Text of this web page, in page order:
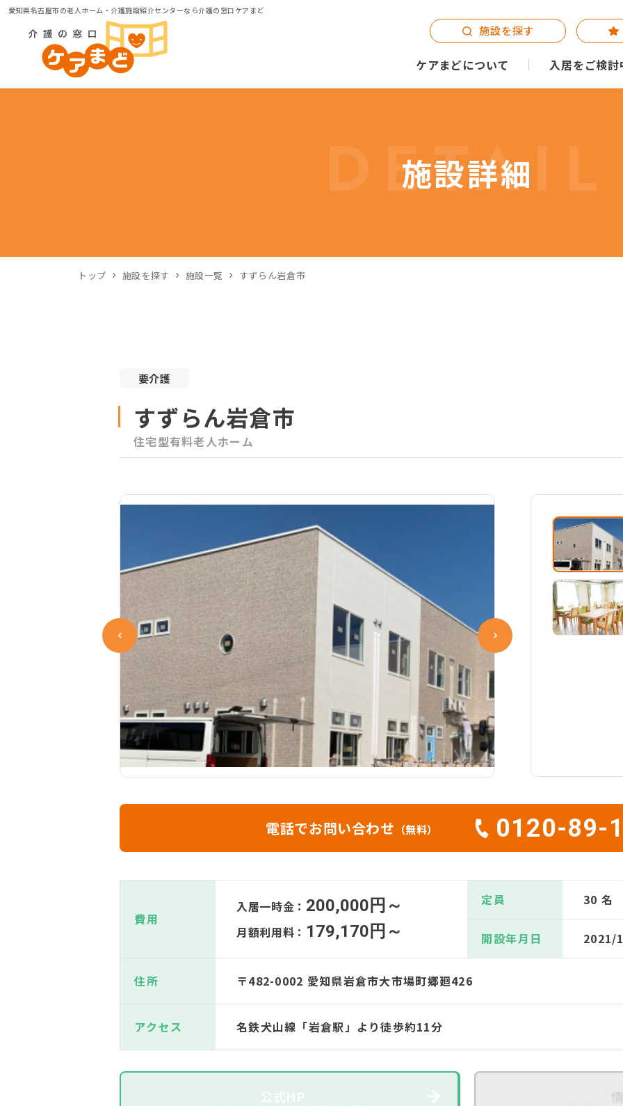
愛知県名古屋市の老人ホーム・介護施設紹介センターなら介護の窓口ケアまど
ケアまどについて 入居をご検
施設を探す
DETAIL
施設詳細
トップ 施設を探す 施設一覧 すずらん岩倉市
要介護
すずらん岩倉市
住宅型有料老人ホーム
電話でお問い合わせ （無料） 0120-89-
費用
入居一時金： 200,000円～
月額利用料： 179,170円～
定員 30 名
開設年月日 2021/
住所 〒482-0002 愛知県岩倉市大市場町郷廻426
アクセス 名鉄犬山線「岩倉駅」より徒歩約11分
公式HP